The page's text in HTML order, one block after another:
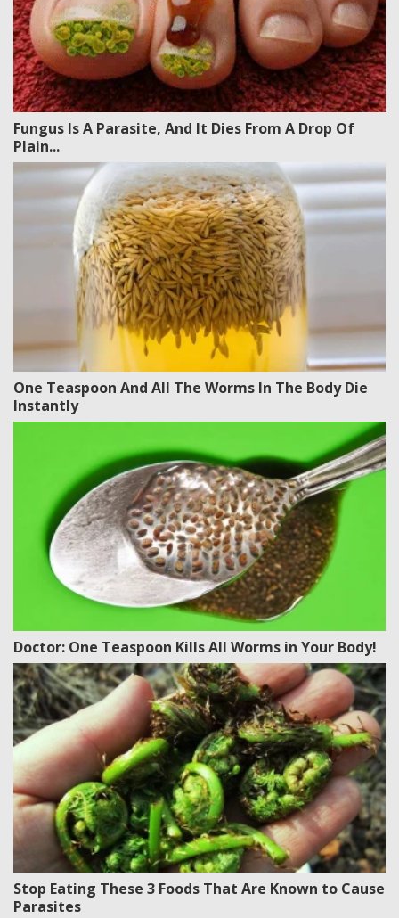
Fungus Is A Parasite, And It Dies From A Drop Of
Plain...
One Teaspoon And All The Worms In The Body Die
Instantly
Doctor: One Teaspoon Kills All Worms in Your Body!
Stop Eating These 3 Foods That Are Known to Cause
Parasites